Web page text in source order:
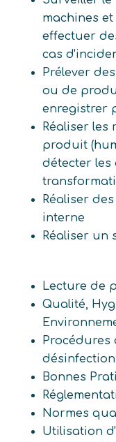
machines
effectuer
cas
Prélever
ou de
enregistrer
Réaliser les
produit
détecter les
Réaliser
interne
Réaliser un
Lecture de
Qualité,
Procédures
désinfection
Bonnes
Normes
Utilisation